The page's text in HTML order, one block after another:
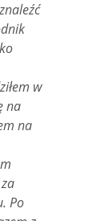
w
na
na
Po